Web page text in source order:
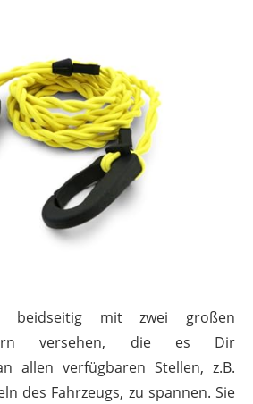
beidseitig mit zwei großen
versehen, die es Dir
allen verfügbaren Stellen, z.B.
des Fahrzeugs, zu spannen. Sie